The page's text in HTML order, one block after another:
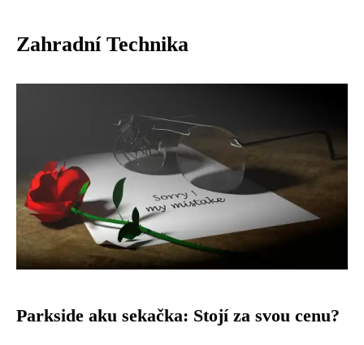
Zahradní Technika
Parkside aku sekačka: Stojí za svou cenu?